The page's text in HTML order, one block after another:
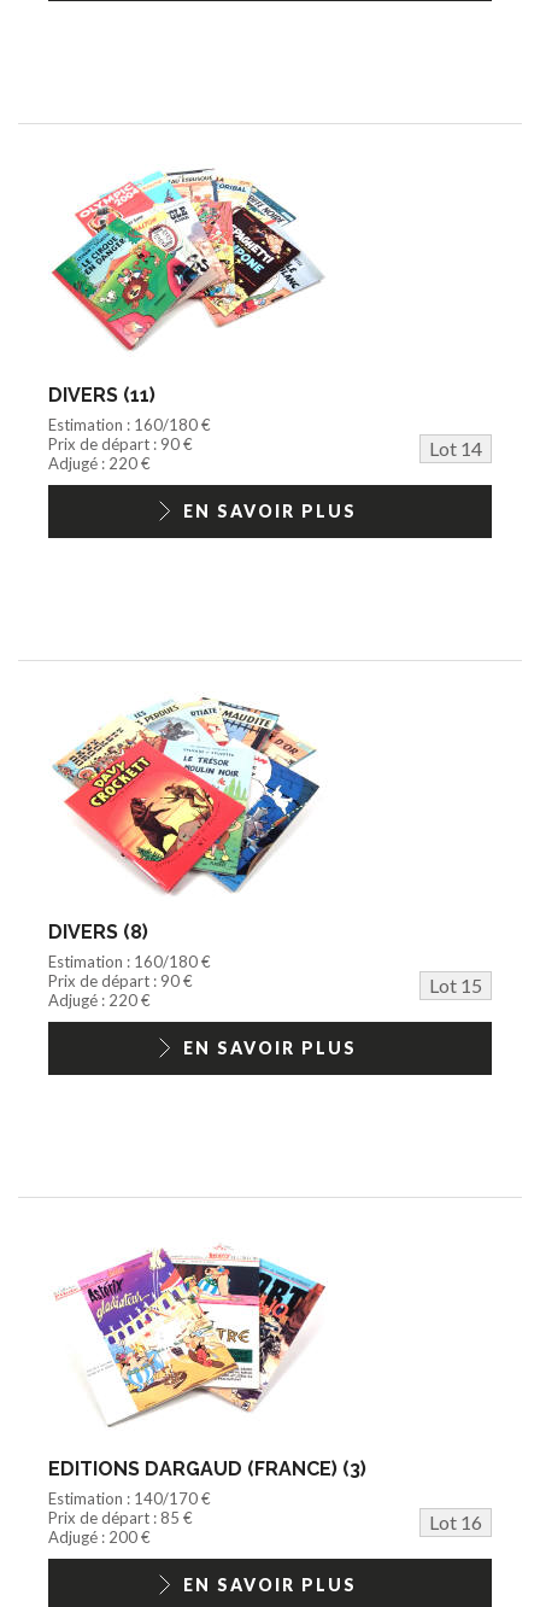
DIVERS (11)
Estimation : 160/180 €
Prix de départ : 90 €
Lot 14
Adjugé : 220 €
EN SAVOIR PLUS
DIVERS (8)
Estimation : 160/180 €
Prix de départ : 90 €
Lot 15
Adjugé : 220 €
EN SAVOIR PLUS
EDITIONS DARGAUD (FRANCE) (3)
Estimation : 140/170 €
Prix de départ : 85 €
Lot 16
Adjugé : 200 €
EN SAVOIR PLUS